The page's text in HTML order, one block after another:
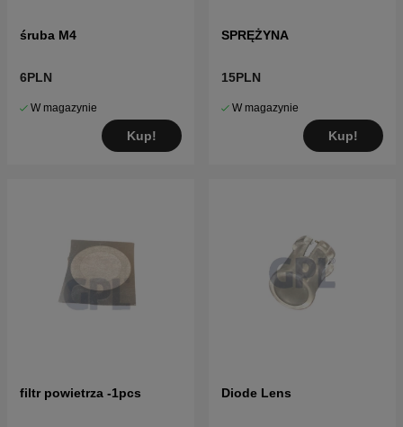
śruba M4
6PLN
W magazynie
Kup!
SPRĘŻYNA
15PLN
W magazynie
Kup!
filtr powietrza -1pcs Diode Lens